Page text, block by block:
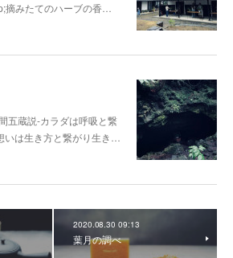
みたてのハーブの香…
五蔵説-カラダは呼吸と繋
は生き方と繋がり生き…
2020.08.30 09:13
葉月の調べ